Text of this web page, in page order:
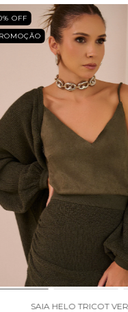
% OFF
SAIA HELO TRICOT